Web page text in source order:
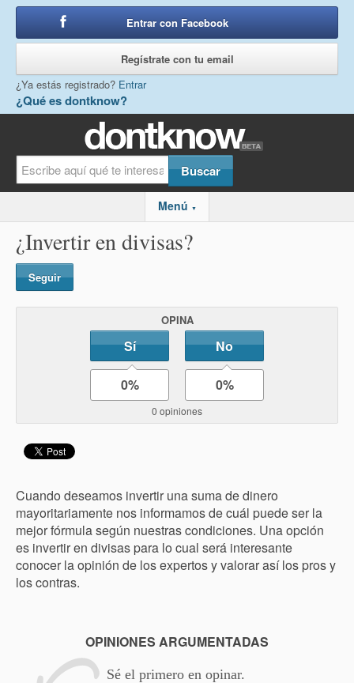
¿Qué es dontknow?
Entrar con Facebook
Regístrate con tu email
¿Ya estás registrado? Entrar
Menú ▼
¿Invertir en divisas?
Seguir
OPINA
Sí No
0% 0%
0 opiniones
Cuando deseamos invertir una suma de dinero
mayoritariamente nos informamos de cuál puede ser la
mejor fórmula según nuestras condiciones. Una opción
es invertir en divisas para lo cual será interesante
conocer la opinión de los expertos y valorar así los pros y
los contras.
OPINIONES ARGUMENTADAS
Sé el primero en opinar.